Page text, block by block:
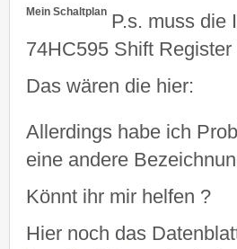
Mein Schaltplan P.s. muss die
74HC595 Shift Register
Das wären die hier:
Allerdings habe ich
eine andere
Könnt ihr mir helfen ?
Hier noch das